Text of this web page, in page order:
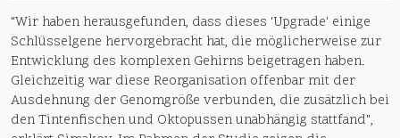
"Wir haben herausgefunden, dass dieses 'Upgrade' einige
Schlüsselgene hervorgebracht hat, die möglicherweise zur
Entwicklung des komplexen Gehirns beigetragen haben.
Gleichzeitig war diese Reorganisation offenbar mit der
Ausdehnung der Genomgröße verbunden, die zusätzlich bei
den Tintenfischen und Oktopussen unabhängig stattfand",